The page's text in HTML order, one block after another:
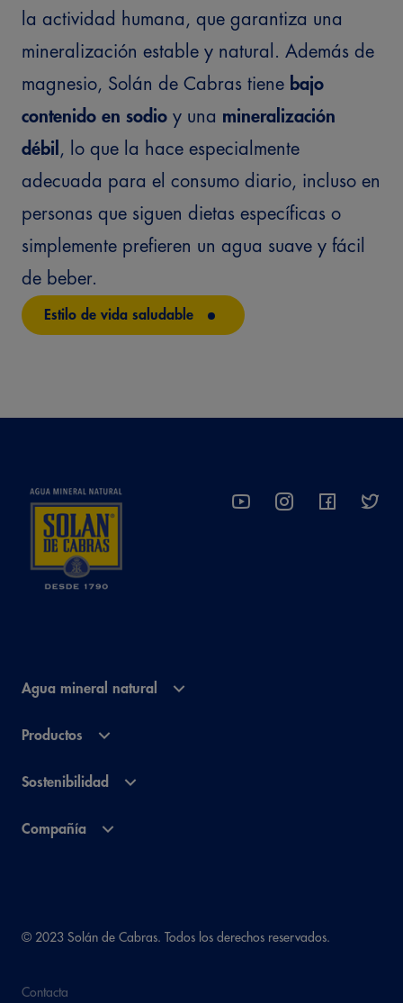
la actividad humana, que garantiza una
mineralización estable y natural. Además de
magnesio, Solán de Cabras tiene bajo
contenido en sodio y una mineralización
débil , lo que la hace especialmente
adecuada para el consumo diario, incluso en
personas que siguen dietas específicas o
simplemente prefieren un agua suave y fácil
de beber.
Estilo de vida saludable
Agua mineral natural
Productos
Sostenibilidad
Compañía
© 2023 Solán de Cabras. Todos los derechos reservados.
Contacta